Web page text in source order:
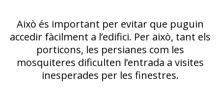
Això és important per evitar que puguin
accedir fàcilment a l’edifici. Per això, tant els
porticons, les persianes com les
mosquiteres dificulten l’entrada a visites
inesperades per les finestres.